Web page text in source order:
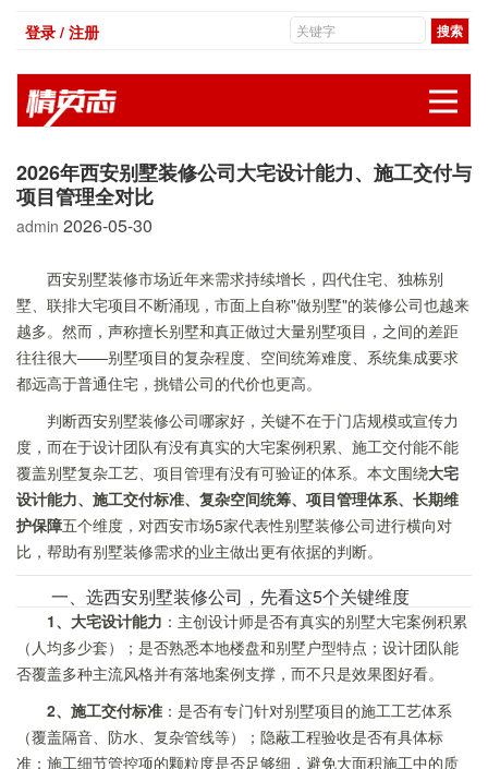
登录 / 注册
2026年西安别墅装修公司大宅设计能力、施工交付与
项目管理全对比
admin 2026-05-30
西安别墅装修市场近年来需求持续增长，四代住宅、独栋别
墅、联排大宅项目不断涌现，市面上自称"做别墅"的装修公司也越来
越多。然而，声称擅长别墅和真正做过大量别墅项目，之间的差距
往往很大——别墅项目的复杂程度、空间统筹难度、系统集成要求
都远高于普通住宅，挑错公司的代价也更高。
判断西安别墅装修公司哪家好，关键不在于门店规模或宣传力
度，而在于设计团队有没有真实的大宅案例积累、施工交付能不能
覆盖别墅复杂工艺、项目管理有没有可验证的体系。本文围绕大宅
设计能力、施工交付标准、复杂空间统筹、项目管理体系、长期维
护保障五个维度，对西安市场5家代表性别墅装修公司进行横向对
比，帮助有别墅装修需求的业主做出更有依据的判断。
一、选西安别墅装修公司，先看这5个关键维度
1、大宅设计能力 ：主创设计师是否有真实的别墅大宅案例积累
（人均多少套）；是否熟悉本地楼盘和别墅户型特点；设计团队能
否覆盖多种主流风格并有落地案例支撑，而不只是效果图好看。
2、施工交付标准 ：是否有专门针对别墅项目的施工工艺体系
（覆盖隔音、防水、复杂管线等）；隐蔽工程验收是否有具体标
准；施工细节管控项的颗粒度是否足够细，避免大面积施工中的质